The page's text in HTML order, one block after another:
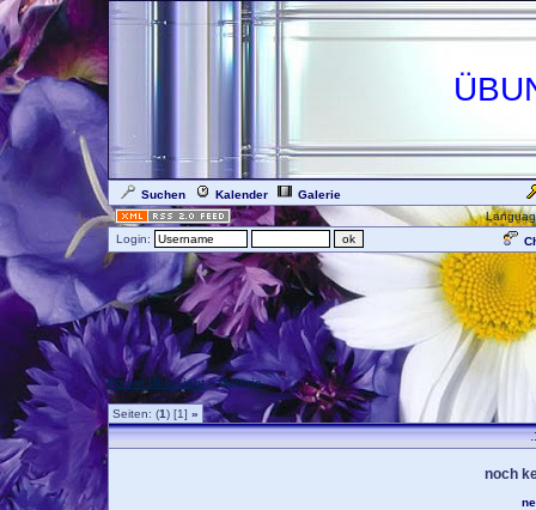
Suchen Kalender
Galerie
Login:
Forum Übersicht» Galerie
Seiten: (1) [1] »
noch